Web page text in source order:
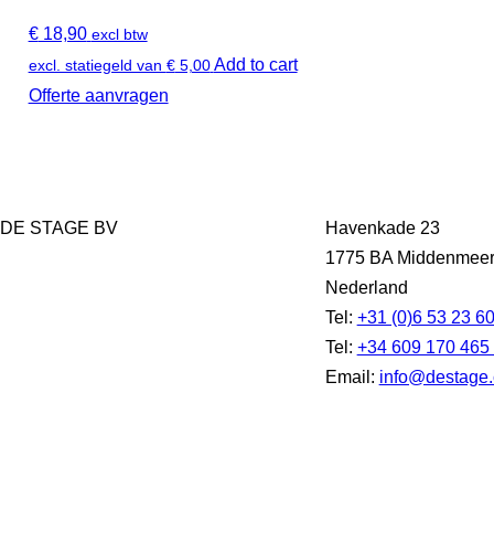
€18,90 excl btw
excl. statiegeld van €5,00 Add to cart
Offerte aanvragen
DE STAGE BV
Havenkade 23
1775 BA Middenmeer
Nederland
Tel: +31 (0)6 53 23
Tel: +34 609 170 465
Email: